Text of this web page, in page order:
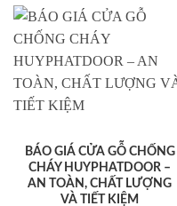
BÁO GIÁ CỬA GỖ CHỐNG
CHÁY HUYPHATDOOR –
AN TOÀN, CHẤT LƯỢNG
VÀ TIẾT KIỆM